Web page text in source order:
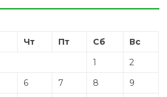
Чт Пт Сб
Вс
1
2
6 7 8
9